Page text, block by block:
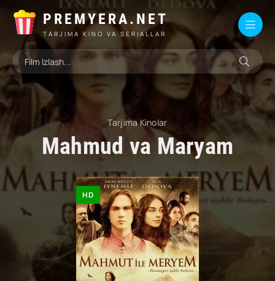
PREMYERA.NET
TARJIMA KINO VA SERIALLAR
Tarjima Kinolar
Mahmud va Maryam
HD